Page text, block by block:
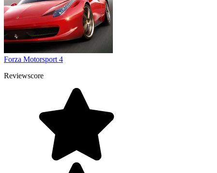
Forza Motorsport 4
Reviewscore